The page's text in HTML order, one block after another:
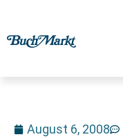
August 6, 2008